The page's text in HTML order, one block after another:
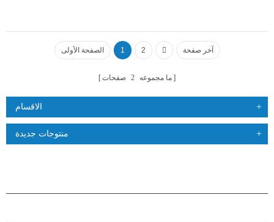
الصفحة الأولى 1 2 آخر صفحة
ما مجموعه 2 صفحات
الاقسام
منتوجات جديدة